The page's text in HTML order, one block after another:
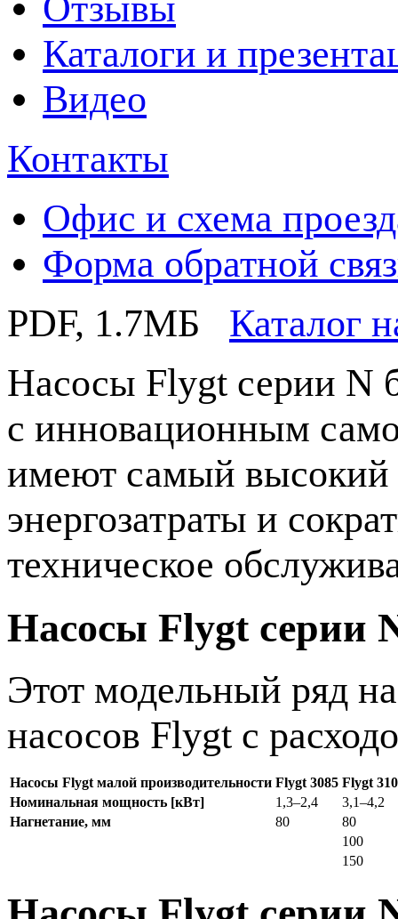
Каталоги и
Видео
Контакты
Офис и схема
Форма обратной
PDF, 1.7MБ
Каталог
Насосы Flygt серии N
с инновационным
имеют самый высокий
энергозатраты и
техническое
Насосы Flygt серии
Этот модельный ряд
насосов Flygt с
Насосы Flygt малой производительности Flygt 3085 Flygt
Номинальная мощность [кВт]
1,3–2,4
3,1–4,2
Нагнетание, мм
80
80
100
150